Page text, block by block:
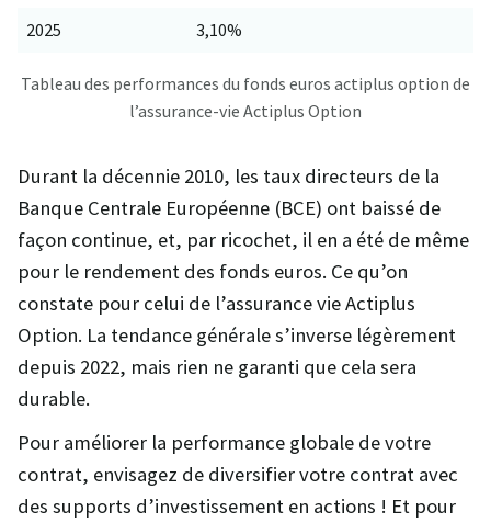
2025 3,10%
Tableau des performances du fonds euros actiplus option de
l’assurance-vie Actiplus Option
Durant la décennie 2010, les taux directeurs de la
Banque Centrale Européenne (BCE) ont baissé de
façon continue, et, par ricochet, il en a été de même
pour le rendement des fonds euros. Ce qu’on
constate pour celui de l’assurance vie Actiplus
Option. La tendance générale s’inverse légèrement
depuis 2022, mais rien ne garanti que cela sera
durable.
Pour améliorer la performance globale de votre
contrat, envisagez de diversifier votre contrat avec
des supports d’investissement en actions ! Et pour